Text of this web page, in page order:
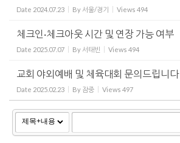
Date 2024.07.23 By 서울/경기 Views 494
체크인·체크아웃 시간 및 연장 가능 여부
Date 2025.07.07 By 서태빈 Views 494
교회 야외예배 및 체육대회 문의드립니다
Date 2025.02.23 By 잠중 Views 497